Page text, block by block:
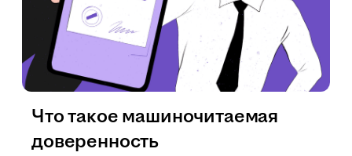
Что такое машиночитаемая
доверенность